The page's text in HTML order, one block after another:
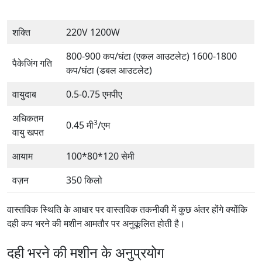
शक्ति 220V 1200W
पैकेजिंग गति
800-900 कप/घंटा (एकल आउटलेट) 1600-1800
कप/घंटा (डबल आउटलेट)
वायुदाब
0.5-0.75 एमपीए
अधिकतम
वायु खपत
0.45 मी3/एम
आयाम
100*80*120 सेमी
वज़न
350 किलो
वास्तविक स्थिति के आधार पर वास्तविक तकनीकी में कुछ अंतर होंगे क्योंकि
दही कप भरने की मशीन आमतौर पर अनुकूलित होती है।
दही भरने की मशीन के अनुप्रयोग